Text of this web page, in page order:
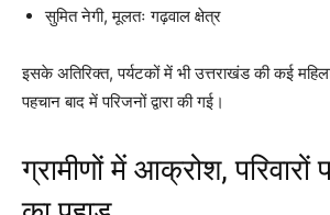
सुमित नेगी, मूलतः गढ़वाल क्षेत्र
इसके अतिरिक्त, पर्यटकों में भी उत्तराखंड की कई
पहचान बाद में परिजनों द्वारा की गई।
ग्रामीणों में आक्रोश, परिवारों